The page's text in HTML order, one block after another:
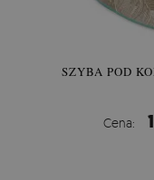
SZYBA POD
Cena: